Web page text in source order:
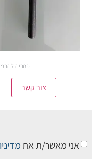
פטריה
צור קשר
אני מאשר/ת את